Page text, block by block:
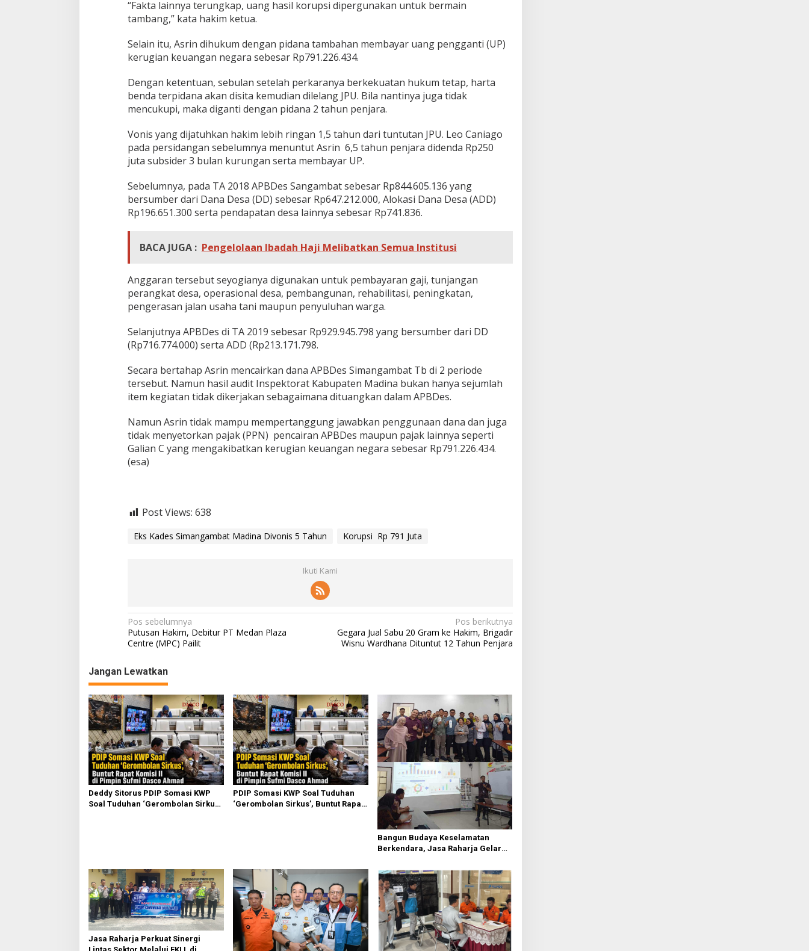
“Fakta lainnya terungkap, uang hasil korupsi dipergunakan untuk bermain
tambang,” kata hakim ketua.
Selain itu, Asrin dihukum dengan pidana tambahan membayar uang pengganti (UP)
kerugian keuangan negara sebesar Rp791.226.434.
Dengan ketentuan, sebulan setelah perkaranya berkekuatan hukum tetap, harta
benda terpidana akan disita kemudian dilelang JPU. Bila nantinya juga tidak
mencukupi, maka diganti dengan pidana 2 tahun penjara.
Vonis yang dijatuhkan hakim lebih ringan 1,5 tahun dari tuntutan JPU. Leo Caniago
pada persidangan sebelumnya menuntut Asrin 6,5 tahun penjara didenda Rp250
juta subsider 3 bulan kurungan serta membayar UP.
Sebelumnya, pada TA 2018 APBDes Sangambat sebesar Rp844.605.136 yang
bersumber dari Dana Desa (DD) sebesar Rp647.212.000, Alokasi Dana Desa (ADD)
Rp196.651.300 serta pendapatan desa lainnya sebesar Rp741.836.
BACA JUGA : Pengelolaan Ibadah Haji Melibatkan Semua Institusi
Anggaran tersebut seyogianya digunakan untuk pembayaran gaji, tunjangan
perangkat desa, operasional desa, pembangunan, rehabilitasi, peningkatan,
pengerasan jalan usaha tani maupun penyuluhan warga.
Selanjutnya APBDes di TA 2019 sebesar Rp929.945.798 yang bersumber dari DD
(Rp716.774.000) serta ADD (Rp213.171.798.
Secara bertahap Asrin mencairkan dana APBDes Simangambat Tb di 2 periode
tersebut. Namun hasil audit Inspektorat Kabupaten Madina bukan hanya sejumlah
item kegiatan tidak dikerjakan sebagaimana dituangkan dalam APBDes.
Namun Asrin tidak mampu mempertanggung jawabkan penggunaan dana dan juga
tidak menyetorkan pajak (PPN) pencairan APBDes maupun pajak lainnya seperti
Galian C yang mengakibatkan kerugian keuangan negara sebesar Rp791.226.434.
(esa)
Post Views: 638
Eks Kades Simangambat Madina Divonis 5 Tahun Korupsi Rp 791 Juta
Ikuti Kami
N
a
i
g
a
s
i
p
o
s
Pos sebelumnya
Putusan Hakim, Debitur PT Medan Plaza
Centre (MPC) Pailit
Pos berikutnya
Gegara Jual Sabu 20 Gram ke Hakim, Brigadir
Wisnu Wardhana Dituntut 12 Tahun Penjara
Jangan Lewatkan
Deddy Sitorus PDIP Somasi KWP
Soal Tuduhan ‘Gerombolan Sirkus’,
PDIP Somasi KWP Soal Tuduhan
‘Gerombolan Sirkus’, Buntut Rapat
Bangun Budaya Keselamatan
Berkendara, Jasa Raharja Gelar
Medan Industri
Jasa Raharja Perkuat Sinergi